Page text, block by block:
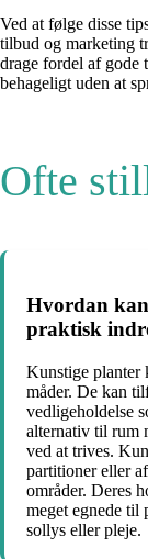
Ved at følge disse
tilbud og marketing
drage fordel af
behageligt uden at
Ofte
Hvordan
praktisk
Kunstige planter
måder. De kan
vedligeholdelse
alternativ til rum
ved at trives.
partitioner eller
områder. Deres
meget egnede
sollys eller pleje.